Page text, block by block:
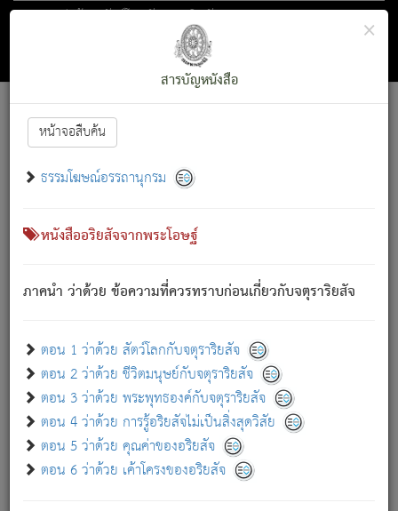
ตอน 1 ว่าด้วย สัตว์โลกกับจตุราริยสัจ
สารบัญ×
สารบัญหนังสือ
หน้าจอสืบค้น
ธรรมโฆษณ์อรรถานุกรม
หนังสืออริยสัจจากพระโอษฐ์
ภาคนำ ว่าด้วย ข้อความที่ควรทราบก่อนเกี่ยวกับจตุราริยสัจ
ตอน 1 ว่าด้วย สัตว์โลกกับจตุราริยสัจ
ตอน 2 ว่าด้วย ชีวิตมนุษย์กับจตุราริยสัจ
ตอน 3 ว่าด้วย พระพุทธองค์กับจตุราริยสัจ
ตอน 4 ว่าด้วย การรู้อริยสัจไม่เป็นสิ่งสุดวิสัย
ตอน 5 ว่าด้วย คุณค่าของอริยสัจ
ตอน 6 ว่าด้วย เค้าโครงของอริยสัจ
Font :15 ]||
สัตว์โลกนี้ เกิดความเดือดร้อนแล้ว มีผัสสะบังหน้า
เขาสำคัญสิ่งใด โดยความเป็นประการใด แต่สิ่งนั้นย่อมเป็น
(ตามที่เป็นจริง) โดยประการอื่นจากที่เขาสำคัญนั้น
สัตว์โลกติดข้องอยู่ในภพ ถูกภพบังหน้าแล้ว มีภพโดยความ
เป็นอย่างอื่น (จากที่มันเป็นอยู่จริง) จึงได้เพลิดเพลินยิ่งนักในภพ
เขาเพลิดเพลินยิ่งนักในสิ่งใด สิ่งนั้นเป็นภัย (ที่เขาไม่รู้จัก)
เขากลัวต่อสิ่งใดสิ่งนั้นเป็นทุกข์
พรหมจรรย์นี้ อันบุคคลย่อมประพฤติ ก็เพื่อการละขาดซึ่ง
ภพ.
สมณะหรือพราหมณ์เหล่าใด กล่าวความหลุดพ้นจากภพว่า
มีได้เพราะภพ เรากล่าวว่า สมณะหรือพราหมณ์ทั้งปวงนั้น
มิใช่ผู้หลดพ้นจากภพ.